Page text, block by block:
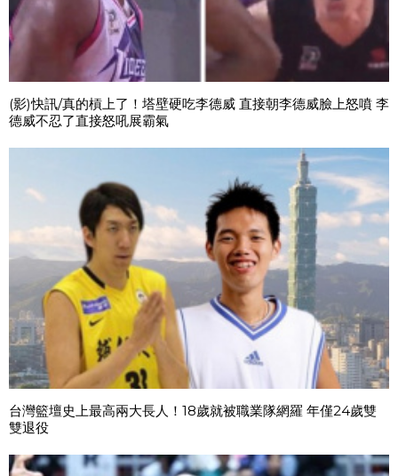
(影)快訊/真的槓上了！塔壁硬吃李德威 直接朝李德威臉上怒噴 李
德威不忍了直接怒吼展霸氣
台灣籃壇史上最高兩大長人！18歲就被職業隊網羅 年僅24歲雙
雙退役